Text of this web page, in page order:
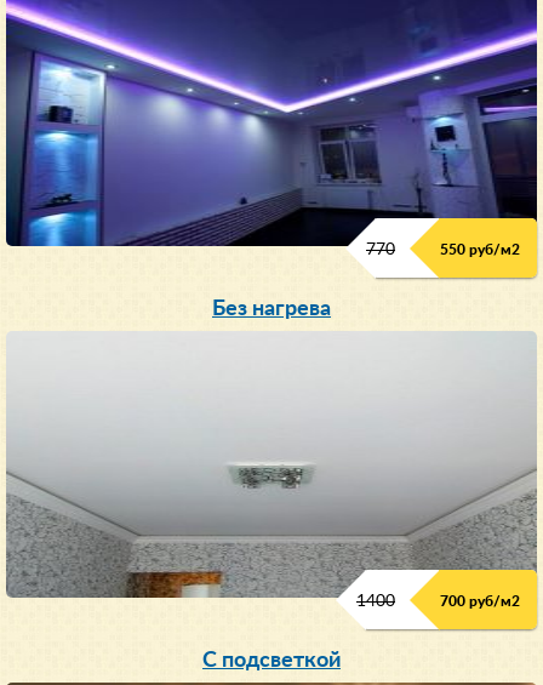
770 550 руб/м2
Без нагрева
1400 700 руб/м2
С подсветкой